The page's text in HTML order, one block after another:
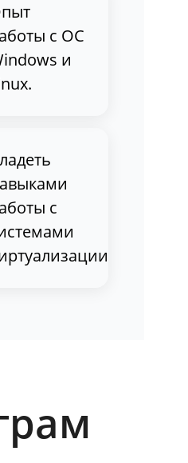
с ОС
и
с